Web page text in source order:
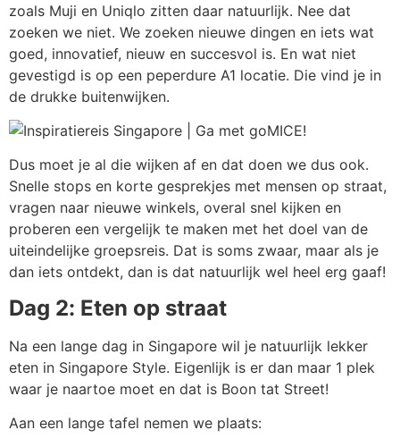
zoals Muji en Uniqlo zitten daar natuurlijk. Nee dat
zoeken we niet. We zoeken nieuwe dingen en iets wat
goed, innovatief, nieuw en succesvol is. En wat niet
gevestigd is op een peperdure A1 locatie. Die vind je in
de drukke buitenwijken.
Dus moet je al die wijken af en dat doen we dus ook.
Snelle stops en korte gesprekjes met mensen op straat,
vragen naar nieuwe winkels, overal snel kijken en
proberen een vergelijk te maken met het doel van de
uiteindelijke groepsreis. Dat is soms zwaar, maar als je
dan iets ontdekt, dan is dat natuurlijk wel heel erg gaaf!
Dag 2: Eten op straat
Na een lange dag in Singapore wil je natuurlijk lekker
eten in Singapore Style. Eigenlijk is er dan maar 1 plek
waar je naartoe moet en dat is Boon tat Street!
Aan een lange tafel nemen we plaats: